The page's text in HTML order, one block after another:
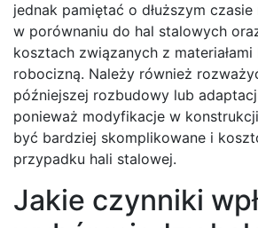
jednak pamiętać o dłuższym
w porównaniu do hal stalowych
kosztach związanych z
robocizną. Należy również
późniejszej rozbudowy lub
ponieważ modyfikacje w
być bardziej skomplikowane i
przypadku hali stalowej.
Jakie czynniki